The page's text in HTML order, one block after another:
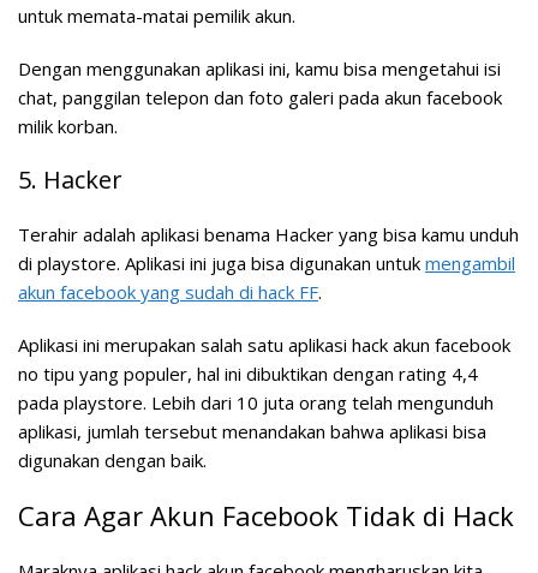
untuk memata-matai pemilik akun.
Dengan menggunakan aplikasi ini, kamu bisa mengetahui isi
chat, panggilan telepon dan foto galeri pada akun facebook
milik korban.
5. Hacker
Terahir adalah aplikasi benama Hacker yang bisa kamu unduh
di playstore. Aplikasi ini juga bisa digunakan untuk mengambil
akun facebook yang sudah di hack FF.
Aplikasi ini merupakan salah satu aplikasi hack akun facebook
no tipu yang populer, hal ini dibuktikan dengan rating 4,4
pada playstore. Lebih dari 10 juta orang telah mengunduh
aplikasi, jumlah tersebut menandakan bahwa aplikasi bisa
digunakan dengan baik.
Cara Agar Akun Facebook Tidak di Hack